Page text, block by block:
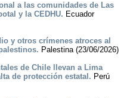
a las comunidades de Las
y la CEDHU. Ecuador
y otros crímenes atroces al
Palestina (23/06/2026)
de Chile llevan a Lima
de protección estatal. Perú